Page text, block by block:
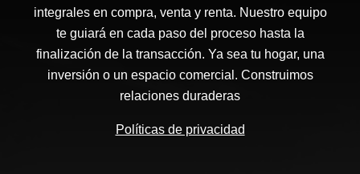
integrales en compra, venta y renta. Nuestro equipo
te guiará en cada paso del proceso hasta la
finalización de la transacción. Ya sea tu hogar, una
inversión o un espacio comercial. Construimos
relaciones duraderas
Políticas de privacidad